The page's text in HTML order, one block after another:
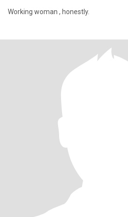
Working woman , honestly.